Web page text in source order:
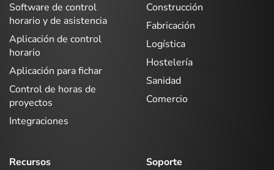
Software de control
horario y de asistencia
Aplicación de control
horario
Aplicación para fichar
Control de horas de
proyectos
Integraciones
Construcción
Fabricación
Logística
Hostelería
Sanidad
Comercio
Recursos
Soporte